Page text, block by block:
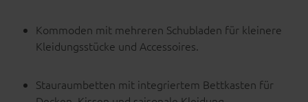
Kommoden mit mehreren Schubladen für kleinere
Kleidungsstücke und Accessoires.
Stauraumbetten mit integriertem Bettkasten für